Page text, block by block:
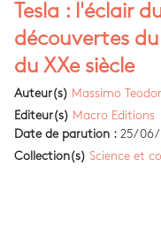
Tesla : l'éclair
découvertes
du XXe siècle
Auteur(s) Massimo
Editeur(s) Macro Editions
Date de parution : 25/06/
Collection(s) Science et